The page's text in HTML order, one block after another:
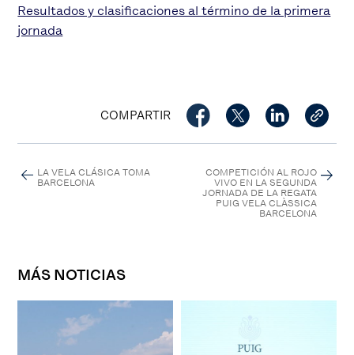
Resultados y clasificaciones al término de la primera
jornada
COMPARTIR
LA VELA CLÁSICA TOMA
BARCELONA
COMPETICIÓN AL ROJO
VIVO EN LA SEGUNDA
JORNADA DE LA REGATA
PUIG VELA CLÀSSICA
BARCELONA
MÁS NOTICIAS